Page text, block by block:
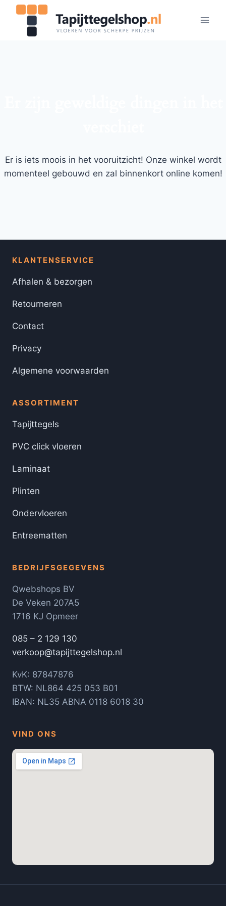
Doorgaan
inhoud
Er is iets moois in het vooruitzicht! Onze winkel wordt
momenteel gebouwd en zal binnenkort online komen!
KLANTENSERVICE
Afhalen & bezorgen
Retourneren
Contact
Privacy
Algemene voorwaarden
ASSORTIMENT
Tapijttegels
PVC click vloeren
Laminaat
Plinten
Ondervloeren
Entreematten
BEDRIJFSGEGEVENS
Qwebshops BV
De Veken 207A5
1716 KJ Opmeer
085 – 2 129 130
verkoop@tapijttegelshop.nl
KvK: 87847876
BTW: NL864 425 053 B01
IBAN: NL35 ABNA 0118 6018 30
VIND ONS